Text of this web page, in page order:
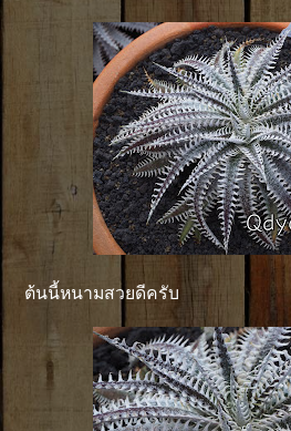
ต้นนี้หนามสวยดีครับ